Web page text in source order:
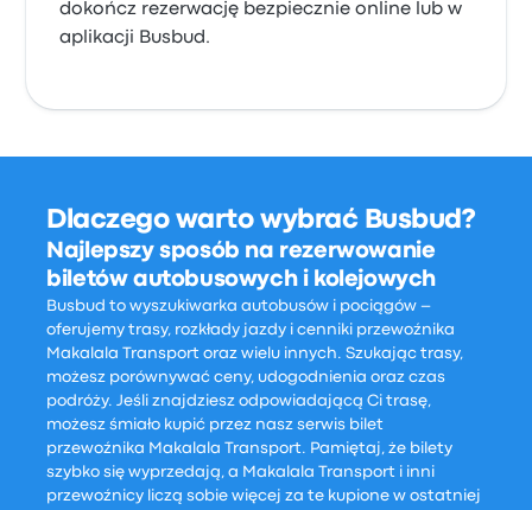
dokończ rezerwację bezpiecznie online lub w
aplikacji Busbud.
Dlaczego warto wybrać Busbud?
Najlepszy sposób na rezerwowanie
biletów autobusowych i kolejowych
Busbud to wyszukiwarka autobusów i pociągów –
oferujemy trasy, rozkłady jazdy i cenniki przewoźnika
Makalala Transport oraz wielu innych. Szukając trasy,
możesz porównywać ceny, udogodnienia oraz czas
podróży. Jeśli znajdziesz odpowiadającą Ci trasę,
możesz śmiało kupić przez nasz serwis bilet
przewoźnika Makalala Transport. Pamiętaj, że bilety
szybko się wyprzedają, a Makalala Transport i inni
przewoźnicy liczą sobie więcej za te kupione w ostatniej